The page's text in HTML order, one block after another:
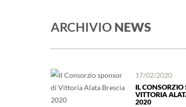
ARCHIVIO NEWS
17/02/2020
IL CONSORZIO
VITTORIA
2020